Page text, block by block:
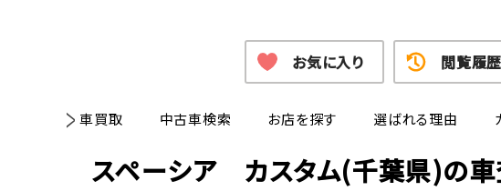
車買取 中古車検索 お店を探す 選ばれる理由
お気に入り 閲覧履歴
スペーシア カスタム(千葉県)の